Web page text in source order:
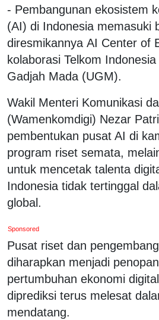
- Pembangunan ekosistem
(AI) di Indonesia memasuki
diresmikannya AI Center of
kolaborasi Telkom
Gadjah Mada (UGM).
Wakil Menteri Komunikasi
(Wamenkomdigi) Nezar
pembentukan pusat AI di
program riset semata,
untuk mencetak talenta
Indonesia tidak tertinggal
global.
Sponsored
Pusat riset dan
diharapkan menjadi
pertumbuhan ekonomi
diprediksi terus melesat
mendatang.